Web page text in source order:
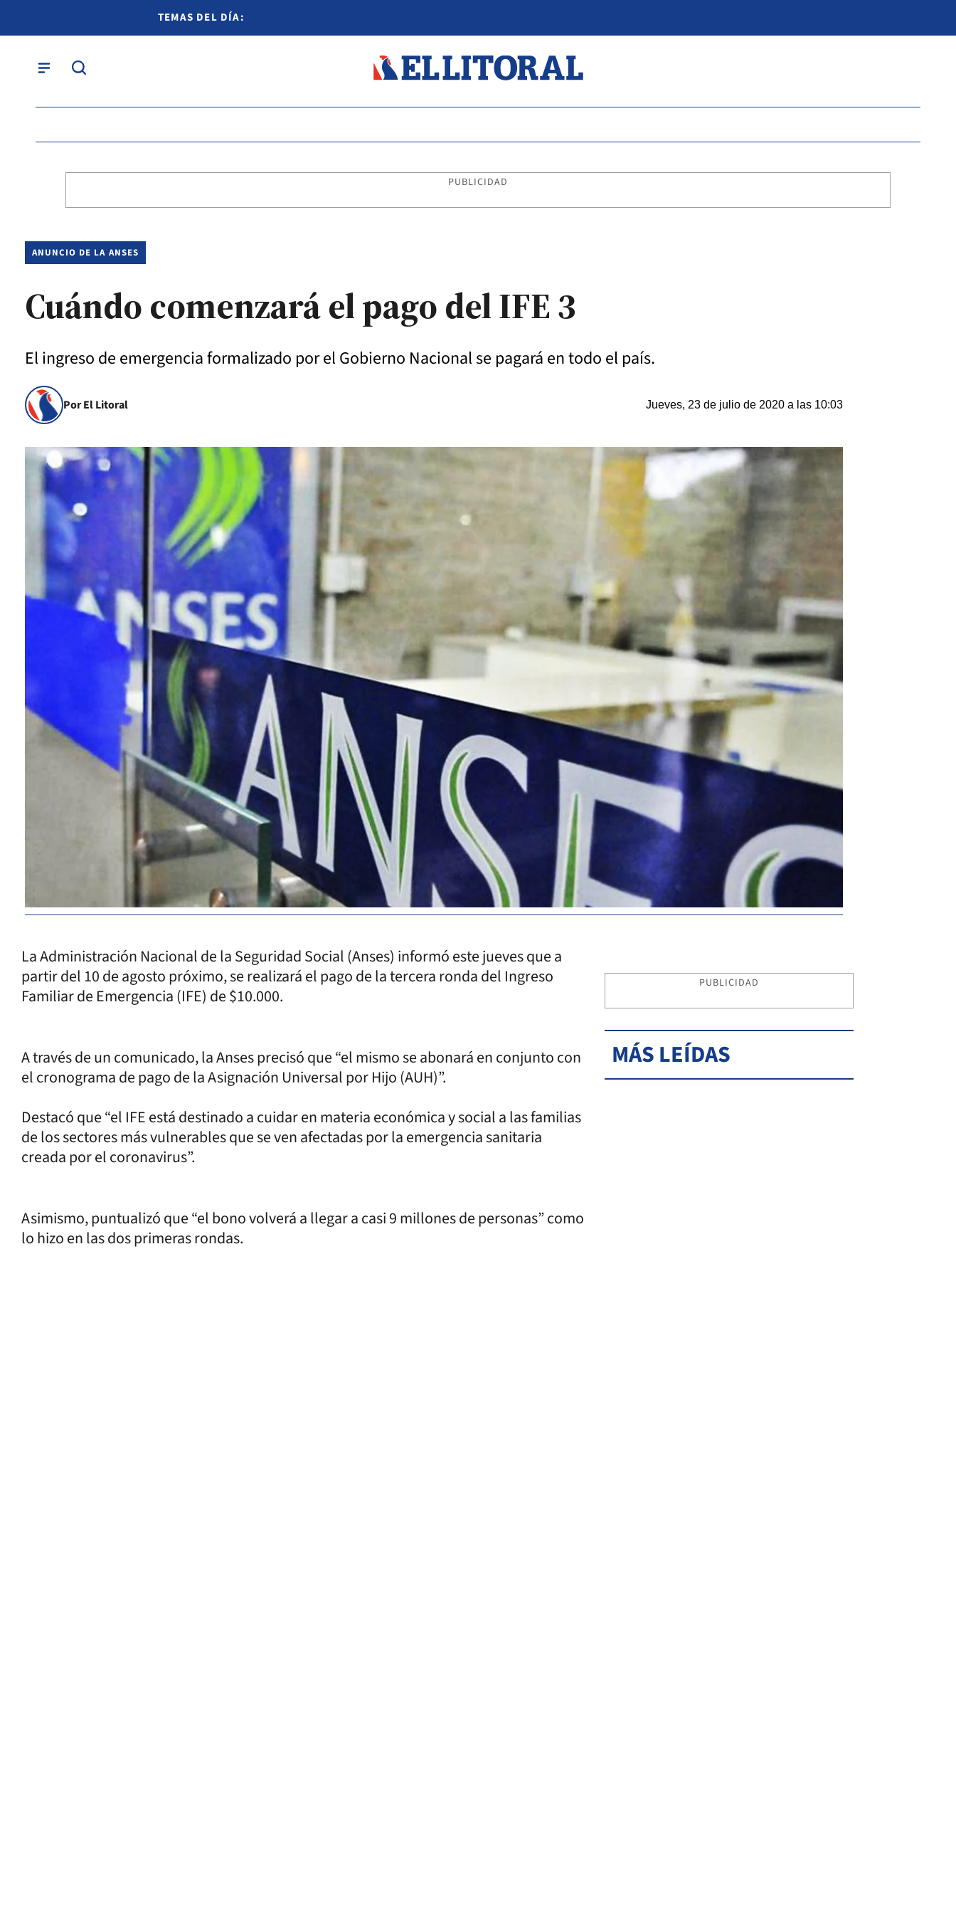
TEMAS DEL DÍA:
PUBLICIDAD
ANUNCIO DE LA ANSES
Cuándo comenzará el pago del IFE 3
El ingreso de emergencia formalizado por el Gobierno Nacional se pagará en todo el país.
Por El Litoral Jueves, 23 de julio de 2020 a las 10:03
La Administración Nacional de la Seguridad Social (Anses) informó este jueves que a
partir del 10 de agosto próximo, se realizará el pago de la tercera ronda del Ingreso
Familiar de Emergencia (IFE) de $10.000.
A través de un comunicado, la Anses precisó que “el mismo se abonará en conjunto con
el cronograma de pago de la Asignación Universal por Hijo (AUH)”.
Destacó que “el IFE está destinado a cuidar en materia económica y social a las familias
de los sectores más vulnerables que se ven afectadas por la emergencia sanitaria
creada por el coronavirus”.
Asimismo, puntualizó que “el bono volverá a llegar a casi 9 millones de personas” como
lo hizo en las dos primeras rondas.
PUBLICIDAD
MÁS LEÍDAS